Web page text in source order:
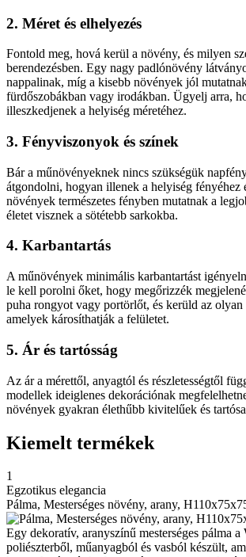
2. Méret és elhelyezés
Fontold meg, hová kerül a növény, és milyen
berendezésben. Egy nagy padlónövény
nappalinak, míg a kisebb növények jól
fürdőszobákban vagy irodákban. Ügyelj arra,
illeszkedjenek a helyiség méretéhez.
3. Fényviszonyok és színek
Bár a műnövényeknek nincs szükségük
átgondolni, hogyan illenek a helyiség fényéhez
növények természetes fényben mutatnak a
életet visznek a sötétebb sarkokba.
4. Karbantartás
A műnövények minimális karbantartást
le kell porolni őket, hogy megőrizzék
puha rongyot vagy portörlőt, és kerüld az olyan
amelyek károsíthatják a felületet.
5. Ár és tartósság
Az ár a mérettől, anyagtól és részletességtől
modellek ideiglenes dekorációnak
növények gyakran élethűbb kivitelűek és
Kiemelt termékek
1
Egzotikus elegancia
Pálma, Mesterséges növény, arany,
Egy dekoratív, aranyszínű mesterséges pálma
poliészterből, műanyagból és vasból készült,